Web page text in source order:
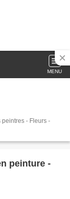
MENU
peintres - Fleurs -
peinture -